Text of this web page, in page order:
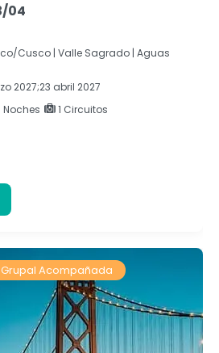
04
Cusco | Valle Sagrado | Aguas
2027;23 abril 2027
Noches
1 Circuitos
Acompañada